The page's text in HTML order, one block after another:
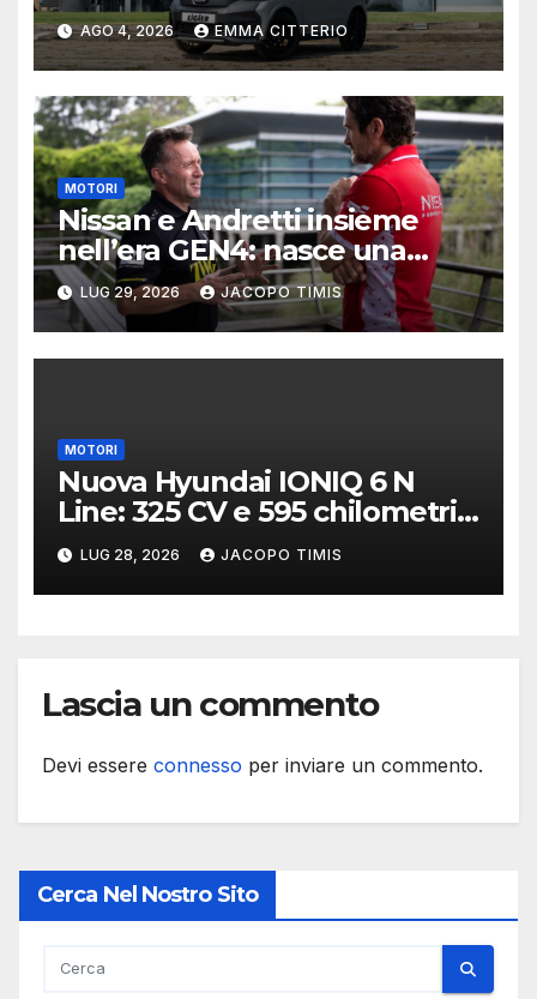
elettrica
AGO 4, 2026 EMMA CITTERIO
MOTORI
Nissan e Andretti insieme
nell’era GEN4: nasce una
delle alleanze più ambiziose
della Formula E
LUG 29, 2026 JACOPO TIMIS
MOTORI
Nuova Hyundai IONIQ 6 N
Line: 325 CV e 595 chilometri
di autonomia
LUG 28, 2026 JACOPO TIMIS
Lascia un commento
Devi essere connesso per inviare un commento.
Cerca Nel Nostro Sito